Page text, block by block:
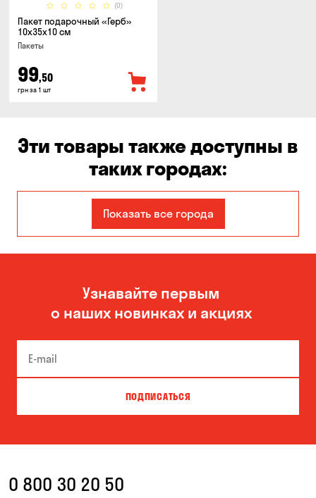
(0)
Пакет подарочный «Герб»
10x35x10 см
Пакеты
99,50
грн за 1 шт
Эти товары также доступны в
таких городах:
Александровка
Запорожье Каменское
Николаев Одесса
Показать все города
Узнавайте первым
о наших новинках и акциях
ПОДПИСАТЬСЯ
0 800 30 20 50